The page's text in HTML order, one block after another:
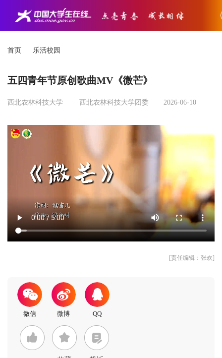
首页 乐活校园
五四青年节原创歌曲MV《微芒》
西北农林科技大学 西北农林科技大学团委 2026-06-10
[责任编辑：张欢]